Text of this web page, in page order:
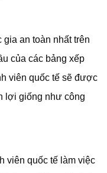
an toàn nhất trên
của các bảng xếp
viên quốc tế sẽ được
lợi giống như công
viên quốc tế làm việc